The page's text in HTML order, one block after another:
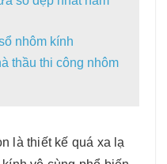
nhôm kính
thầu thi công nhôm
là thiết kế quá xa lạ